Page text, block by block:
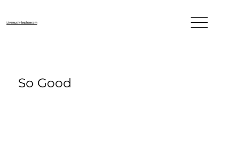
Livemusik-buchen.com
So Good